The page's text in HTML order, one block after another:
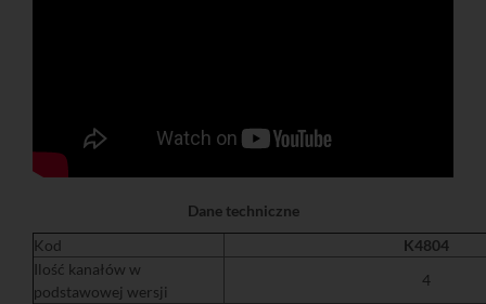
Dane techniczne
Kod
K4804
Ilość kanałów w
podstawowej wersji
4